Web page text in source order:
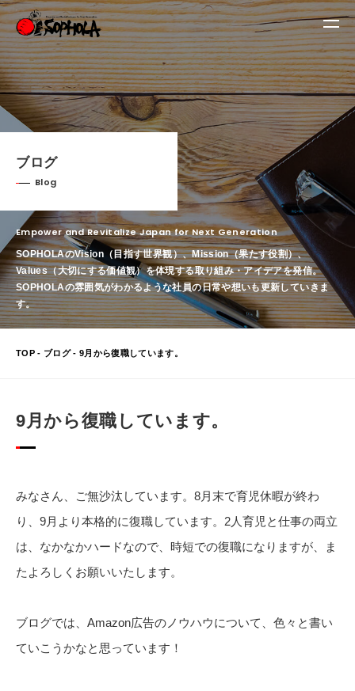
ブログ
Blog
Empower and Revitalize Japan for Next Generation
SOPHOLAのVision（目指す世界観）、Mission（果たす役割）、
Values（大切にする価値観）を体現する取り組み・アイデアを発信。
SOPHOLAの雰囲気がわかるような社員の日常や想いも更新していきま
す。
TOP - ブログ- 9月から復職しています。
9月から復職しています。
みなさん、ご無沙汰しています。8月末で育児休暇が終わ
り、9月より本格的に復職しています。2人育児と仕事の両立
は、なかなかハードなので、時短での復職になりますが、ま
たよろしくお願いいたします。
ブログでは、Amazon広告のノウハウについて、色々と書い
ていこうかなと思っています！